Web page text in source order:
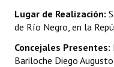
Declaraciones
Resoluciones
Lugar de Realización:
de Río Negro, en la
Concejales Presentes:
Bariloche Diego